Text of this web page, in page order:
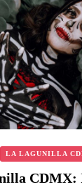
LA LAGUNILLA
CDMX: